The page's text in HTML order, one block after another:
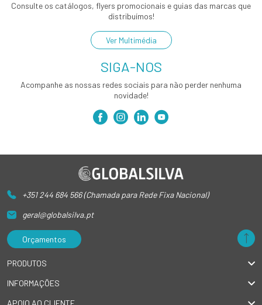
Consulte os catálogos, flyers promocionais e guias das marcas que
distribuímos!
Ver Multimédia
SIGA-NOS
Acompanhe as nossas redes sociais para não perder nenhuma
novidade!
+351 244 684 566 (Chamada para Rede Fixa Nacional)
geral@globalsilva.pt
Orçamentos
PRODUTOS
INFORMAÇÕES